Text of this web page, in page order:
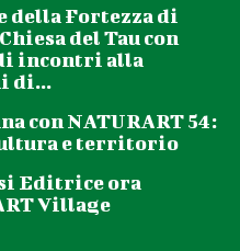
Fortezza di
del Tau con
incontri alla
di...
con NATURART 54:
e territorio
Editrice ora
Village